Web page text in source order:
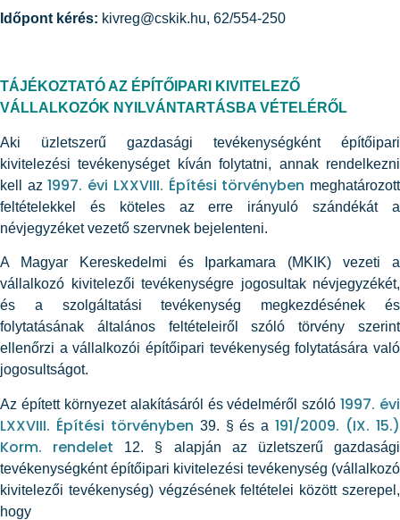
Időpont kérés: kivreg@cskik.hu, 62/554-250
TÁJÉKOZTATÓ AZ ÉPÍTŐIPARI KIVITELEZŐ
VÁLLALKOZÓK NYILVÁNTARTÁSBA VÉTELÉRŐL
Aki üzletszerű gazdasági tevékenységként építőipari
kivitelezési tevékenységet kíván folytatni, annak rendelkezni
kell az1997. évi LXXVIII. Építési törvényben meghatározott
feltételekkel és köteles az erre irányuló szándékát a
névjegyzéket vezető szervnek bejelenteni.
A Magyar Kereskedelmi és Iparkamara (MKIK) vezeti a
vállalkozó kivitelezői tevékenységre jogosultak névjegyzékét,
és a szolgáltatási tevékenység megkezdésének és
folytatásának általános feltételeiről szóló törvény szerint
ellenőrzi a vállalkozói építőipari tevékenység folytatására való
jogosultságot.
Az épített környezet alakításáról és védelméről szóló1997. évi
LXXVIII. Építési törvényben 39. § és a191/2009. (IX. 15.)
Korm. rendelet 12. § alapján az üzletszerű gazdasági
tevékenységként építőipari kivitelezési tevékenység (vállalkozó
kivitelezői tevékenység) végzésének feltételei között szerepel,
hogy